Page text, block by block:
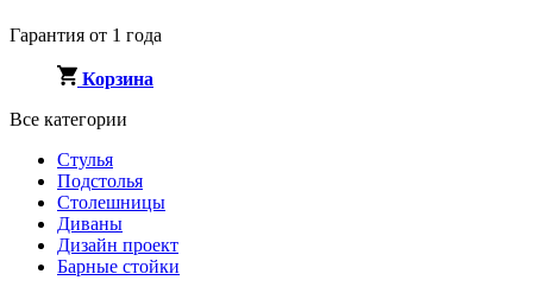
Гарантия от 1 года
Корзина
Все категории
Стулья
Подстолья
Столешницы
Диваны
Дизайн проект
Барные стойки